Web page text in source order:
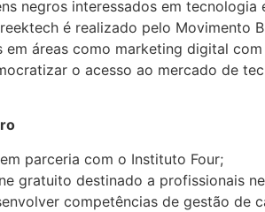
negros interessados em tecnologia
é realizado pelo Movimento
em áreas como marketing digital
o acesso ao mercado de
parceria com o Instituto Four;
gratuito destinado a profissionais
competências de gestão de